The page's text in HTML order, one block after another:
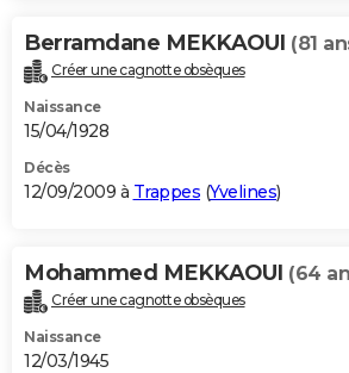
Berramdane MEKKAOUI (81
Créer une cagnotte obsèques
Naissance
15/04/1928
Décès
12/09/2009 à Trappes (Yvelines)
Mohammed MEKKAOUI (64
Créer une cagnotte obsèques
Naissance
12/03/1945